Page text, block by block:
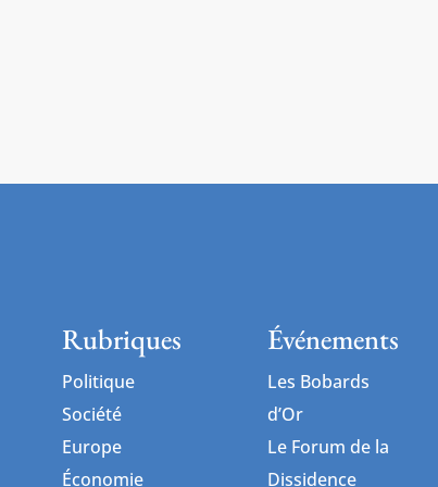
Rubriques
Politique
Société
Europe
Économie
Événements
Les Bobards
d’Or
Le Forum de la
Dissidence